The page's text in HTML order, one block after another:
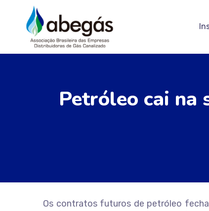
Petróleo cai na
Os contratos futuros de petróleo